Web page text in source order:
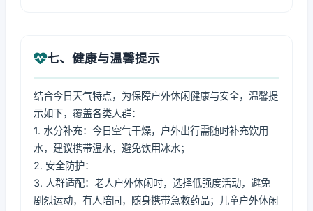
七、健康与温馨提示
结合今日天气特点，为保障户外休闲健康与安全，温馨提
示如下，覆盖各类人群：
1. 水分补充：今日空气干燥，户外出行需随时补充饮用
水，建议携带温水，避免饮用冰水；
2. 安全防护：
3. 人群适配：老人户外休闲时，选择低强度活动，避免
剧烈运动，有人陪同，随身携带急救药品；儿童户外休闲